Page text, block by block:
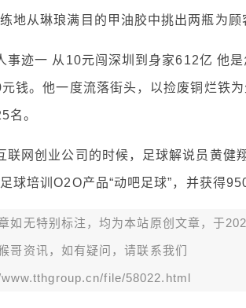
地从琳琅满目的甲油胶中挑出两瓶为顾
事迹一 从10元闯深圳到身家612亿 他
钱。他一度流落街头，以捡废铜烂铁
名。
联网创业公司的时候，足球解说员黄健
球培训O2O产品“动吧足球”，并获得
如无特别标注，均为本站原创文章，于
哥资讯，如有疑问，请联系我们
file/58022.html